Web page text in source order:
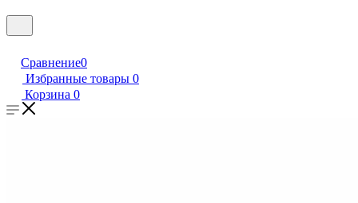
Сравнение0
Избранные товары 0
Корзина 0